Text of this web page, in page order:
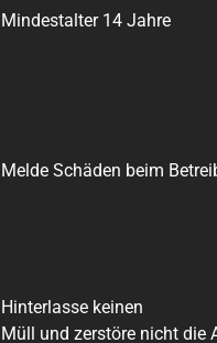
Mindestalter 14 Jahre
Melde Schäden beim
Hinterlasse keinen
Müll und zerstöre nicht die